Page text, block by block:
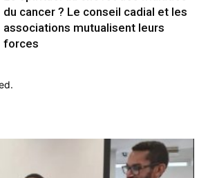
du cancer ? Le conseil cadial et les
associations mutualisent leurs
forces